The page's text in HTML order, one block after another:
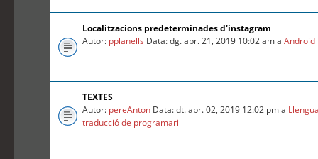
Localitzacions predeterminades d'instagram
Autor: pplanells Data: dg. abr. 21, 2019 10:02 am aAndroid
TEXTES
Autor: pereAnton Data: dt. abr. 02, 2019 12:02 pm a
traducció de programari